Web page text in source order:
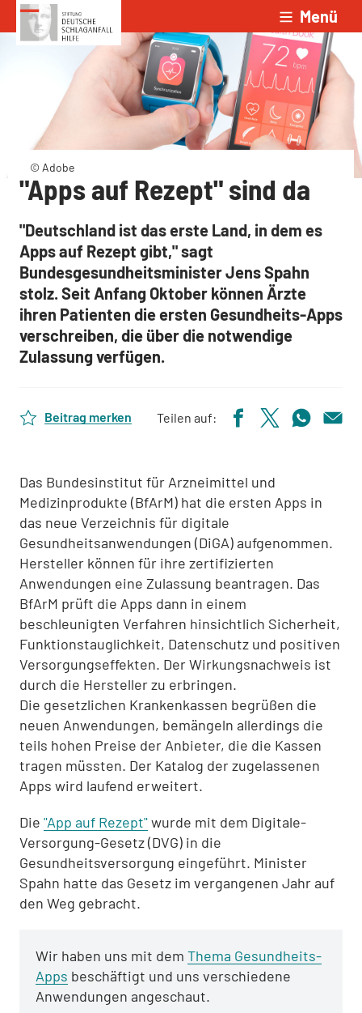
Zum Inhalt springen Menü
© Adobe
"Apps auf Rezept" sind da
"Deutschland ist das erste Land, in dem es
Apps auf Rezept gibt," sagt
Bundesgesundheitsminister Jens Spahn
stolz. Seit Anfang Oktober können Ärzte
ihren Patienten die ersten Gesundheits-Apps
verschreiben, die über die notwendige
Zulassung verfügen.
Beitrag merken Teilen auf:
Das Bundesinstitut für Arzneimittel und
Medizinprodukte (BfArM) hat die ersten Apps in
das neue Verzeichnis für digitale
Gesundheitsanwendungen (DiGA) aufgenommen.
Hersteller können für ihre zertifizierten
Anwendungen eine Zulassung beantragen. Das
BfArM prüft die Apps dann in einem
beschleunigten Verfahren hinsichtlich Sicherheit,
Funktionstauglichkeit, Datenschutz und positiven
Versorgungseffekten. Der Wirkungsnachweis ist
durch die Hersteller zu erbringen.
Die gesetzlichen Krankenkassen begrüßen die
neuen Anwendungen, bemängeln allerdings die
teils hohen Preise der Anbieter, die die Kassen
tragen müssten. Der Katalog der zugelassenen
Apps wird laufend erweitert.
Die "App auf Rezept"wurde mit dem Digitale-
Versorgung-Gesetz (DVG) in die
Gesundheitsversorgung eingeführt. Minister
Spahn hatte das Gesetz im vergangenen Jahr auf
den Weg gebracht.
Wir haben uns mit dem Thema Gesundheits-
Apps beschäftigt und uns verschiedene
Anwendungen angeschaut.